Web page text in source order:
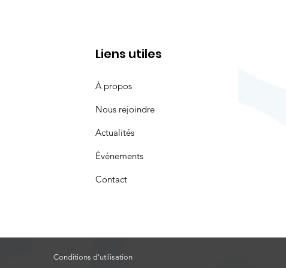
Liens utiles
À propos
Nous rejoindre
Actualités
Événements
Contact
Conditions d'utilisation